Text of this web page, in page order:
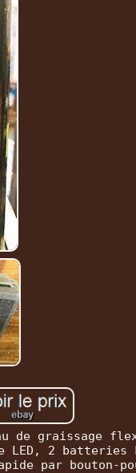
graissage
LED, 2
par bouton-